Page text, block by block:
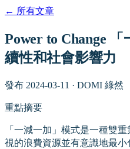
← 所有文章
Power to Change
續性和社會影響力
發布 2024-03-11 · DOMI 綠然
重點摘要
「一減一加」模式是一種雙
視的浪費資源並有意識地最